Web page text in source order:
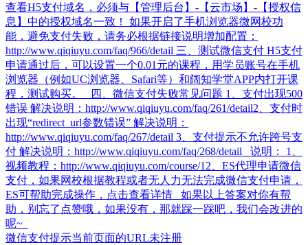
查看H5支付域名，必须与【管理后台】-【云市场】-【授权信
息】中的授权域名一致！ 如果开启了手机浏览器微网校功
能，避免支付失败，请务必根据链接说明增加配置：
http://www.qiqiuyu.com/faq/966/detail 三、测试微信支付 H5支付
申请通过后，可以设置一个0.01元的课程，用学员账号在手机
浏览器（例如UC浏览器、Safari等）和阔知学堂APP内打开课
程，测试购买。 四、微信支付失败常见问题 1、支付出现500
错误 解决说明：http://www.qiqiuyu.com/faq/261/detail​ 2、支付时
出现“redirect_url参数错误” 解决说明：
http://www.qiqiuyu.com/faq/267/detail 3、支付提示不允许跨号支
付 解决说明：http://www.qiqiuyu.com/faq/268/detail 说明： 1、
视频教程：http://www.qiqiuyu.com/course/1​ 2、ES代理申请微信
支付，如果网校根据教程或者无人力无法完成微信支付申请，
ES可帮助完成操作，点击查看详情 如果以上答案对你有帮
助，别忘了点赞哦，如果没有，那就踩一踩吧，我们会改进的
呢~
微信支付提示当前页面的URL未注册